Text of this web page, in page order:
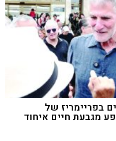
מתמודדים בפריימריז של
מגבעת חיים איחוד